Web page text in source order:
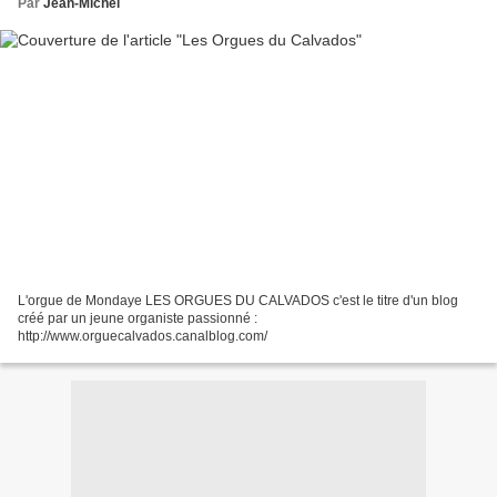
Par Jean-Michel
L'orgue de Mondaye LES ORGUES DU CALVADOS c'est le titre d'un blog
créé par un jeune organiste passionné :
http://www.orguecalvados.canalblog.com/